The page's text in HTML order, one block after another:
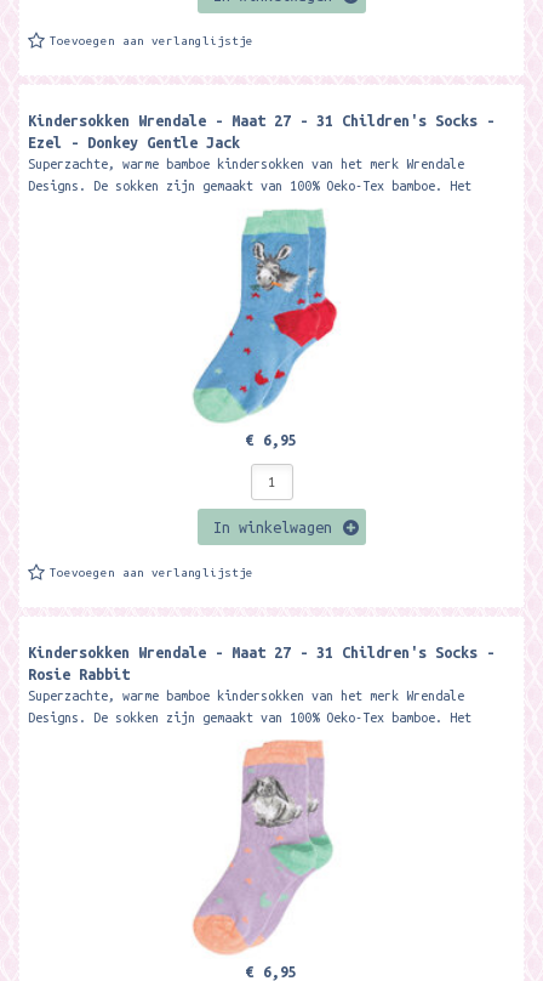
Toevoegen aan verlanglijstje
Kindersokken Wrendale - Maat 27 - 31 Children's Socks -
Ezel - Donkey Gentle Jack
Superzachte, warme bamboe kindersokken van het merk Wrendale
Designs. De sokken zijn gemaakt van 100% Oeko-Tex bamboe. Het
€ 6,95
In winkelwagen
Toevoegen aan verlanglijstje
Kindersokken Wrendale - Maat 27 - 31 Children's Socks -
Rosie Rabbit
Superzachte, warme bamboe kindersokken van het merk Wrendale
Designs. De sokken zijn gemaakt van 100% Oeko-Tex bamboe. Het
€ 6,95